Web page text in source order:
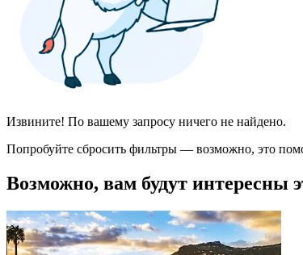
Извините! По вашему запросу ничего не найдено.
Попробуйте сбросить фильтры — возможно, это
Возможно, вам будут интересны